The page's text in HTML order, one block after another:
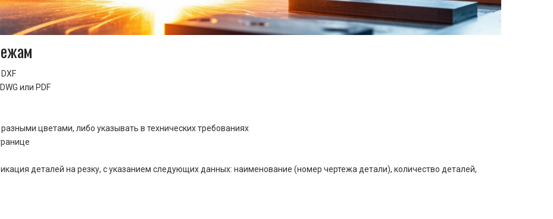
или PDF
цветами, либо указывать в технических требованиях
деталей на резку, с указанием следующих данных: наименование (номер чертежа детали), количество деталей,